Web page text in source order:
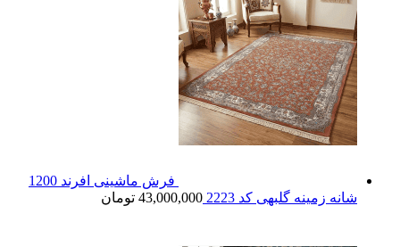
فرش ماشینی افرند 1200
شانه زمینه گلبهی کد 2223
43,000,000 تومان